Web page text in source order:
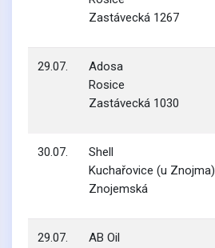
Zastávecká 1267
29.07.
Adosa
Rosice
Zastávecká 1030
30.07.
Shell
Kuchařovice (u Znojma)
Znojemská
29.07.
AB Oil